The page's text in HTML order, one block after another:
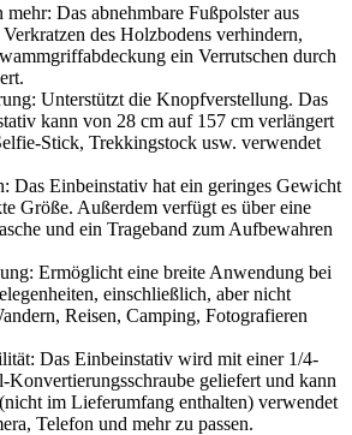
Das abnehmbare Fußpolster aus
des Holzbodens verhindern,
ein Verrutschen durch
Unterstützt die Knopfverstellung. Das
kann von 28 cm auf 157 cm verlängert
Stick, Trekkingstock usw. verwendet
Das Einbeinstativ hat ein geringes Gewicht
Größe. Außerdem verfügt es über eine
und ein Trageband zum Aufbewahren
Ermöglicht eine breite Anwendung bei
einschließlich, aber nicht
Reisen, Camping, Fotografieren
Das Einbeinstativ wird mit einer 1/4-
geliefert und kann
im Lieferumfang enthalten) verwendet
Telefon und mehr zu passen.